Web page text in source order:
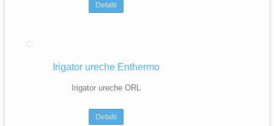
Detalii
Irigator ureche Enthermo
Irigator ureche ORL
Detalii